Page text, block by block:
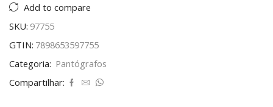
Add to compare
SKU: 97755
GTIN: 7898653597755
Categoria: Pantógrafos
Compartilhar: